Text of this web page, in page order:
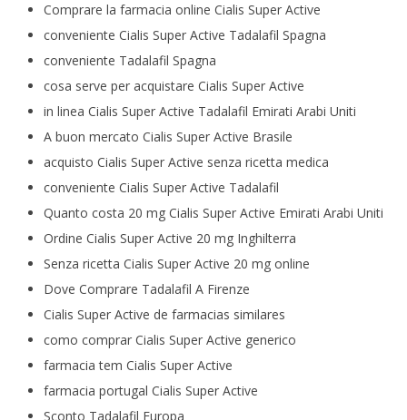
Comprare la farmacia online Cialis Super Active
conveniente Cialis Super Active Tadalafil Spagna
conveniente Tadalafil Spagna
cosa serve per acquistare Cialis Super Active
in linea Cialis Super Active Tadalafil Emirati Arabi Uniti
A buon mercato Cialis Super Active Brasile
acquisto Cialis Super Active senza ricetta medica
conveniente Cialis Super Active Tadalafil
Quanto costa 20 mg Cialis Super Active Emirati Arabi Uniti
Ordine Cialis Super Active 20 mg Inghilterra
Senza ricetta Cialis Super Active 20 mg online
Dove Comprare Tadalafil A Firenze
Cialis Super Active de farmacias similares
como comprar Cialis Super Active generico
farmacia tem Cialis Super Active
farmacia portugal Cialis Super Active
Sconto Tadalafil Europa